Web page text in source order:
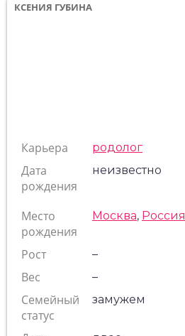
КСЕНИЯ ГУБИНА
Карьера родолог
Дата
рождения
неизвестно
Место
рождения
Москва, Россия
Рост –
Вес –
Семейный
статус
замужем